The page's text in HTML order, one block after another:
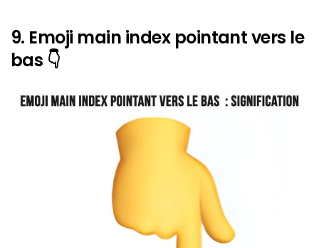
9. Emoji main index pointant vers le
bas 👇